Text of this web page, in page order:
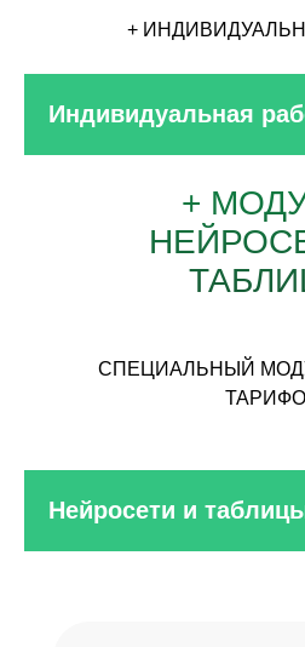
+
Индивидуальная
+
СПЕЦИАЛЬНЫЙ
Нейросети и